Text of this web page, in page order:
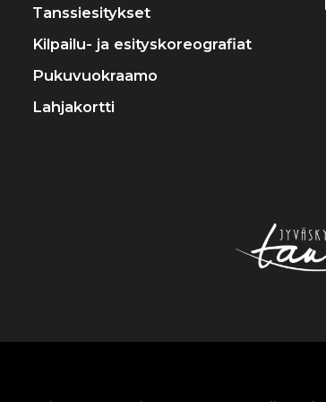
Tanssiesitykset
Kilpailu- ja esityskoreografiat
Pukuvuokraamo
Lahjakortti